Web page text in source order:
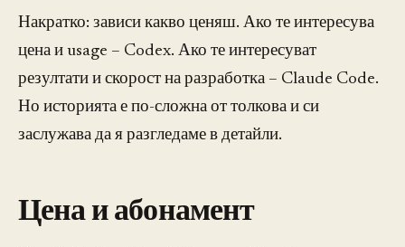
Накратко: зависи какво ценяш. Ако те интересува
цена и usage – Codex. Ако те интересуват
резултати и скорост на разработка – Claude Code.
Но историята е по-сложна от толкова и си
заслужава да я разгледаме в детайли.
Цена и абонамент